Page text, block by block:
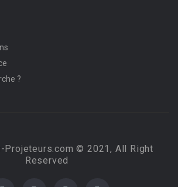
?
Projeteurs.com © 2021, All Right
Reserved